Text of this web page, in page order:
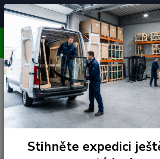
🚘
Čelní skla pro
unikátní vozy
📞
Poradenství
ZDARMA
OBJEDNÁVEJTE DO STŘEDY 12:00 -
EXPEDUJEME!!
Stihněte expedici